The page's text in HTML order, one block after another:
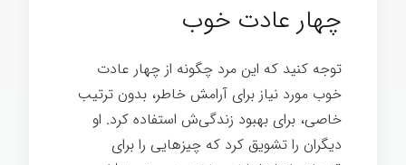
چهار عادت خوب
توجه کنید که این مرد چگونه از چهار عادت
خوب مورد نیاز برای آرامش خاطر، بدون ترتیب
خاصی، برای بهبود زندگی‌ش استفاده کرد. او
دیگران را تشویق کرد که چیزهایی را برای